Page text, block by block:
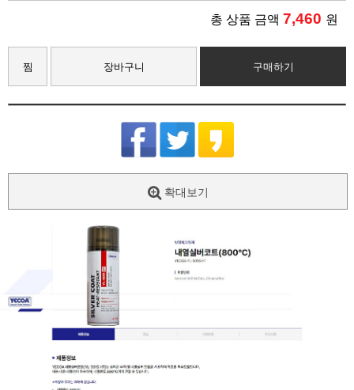
총 상품 금액 7,460 원
찜 장바구니 구매하기
확대보기